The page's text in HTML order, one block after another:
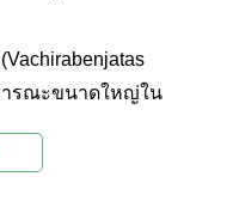
ารณะขนาดใหญ่ใน
พักผ่อนหย่อนใจแล้ว